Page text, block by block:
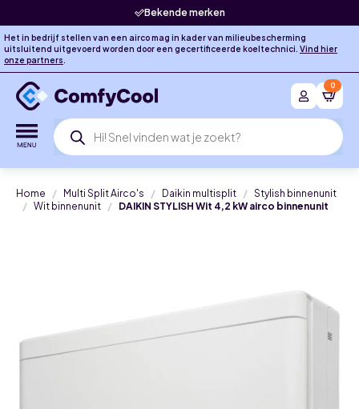
Bekende merken
Het in bedrijf stellen van een airco mag in kader van milieubescherming
uitsluitend uitgevoerd worden door een gecertificeerde koeltechnici. Vind hier
onze partners.
Producten
zoeken
0
Home Multi Split Airco's Daikin multisplit
Stylish binnenunit
Wit binnenunit
DAIKIN STYLISH Wit 4,2 kW airco binnenunit